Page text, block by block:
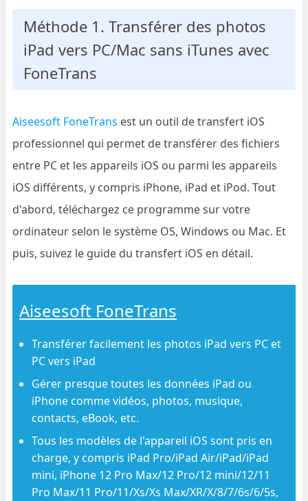
Méthode 1. Transférer des photos
iPad vers PC/Mac sans iTunes avec
FoneTrans
Aiseesoft FoneTrans est un outil de transfert iOS
professionnel qui permet de transférer des fichiers
entre PC et les appareils iOS ou parmi les appareils
iOS différents, y compris iPhone, iPad et iPod. Tout
d'abord, téléchargez ce programme sur votre
ordinateur selon le système OS, Windows ou Mac. Et
puis, suivez le guide du transfert iOS en détail.
Aiseesoft FoneTrans
Transférer facilement les photos iPad vers PC et
PC vers iPad
Gérer presque toutes les données iPad ou
iPhone comme vidéos, photos, musique,
contacts, eBook, etc.
Tous les modèles de l'appareil iOS sont pris en
charge, y compris iPad Pro/iPad Air/iPad/iPad
mini, iPhone 12 Pro Max/12 Pro/12 mini/12/11
Pro Max/11 Pro/11/Xs/Xs Max/XR/X/8/7/6s/6/5s,